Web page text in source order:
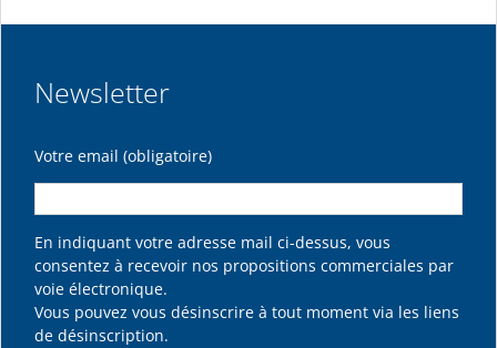
Newsletter
Votre email (obligatoire)
En indiquant votre adresse mail ci-dessus, vous
consentez à recevoir nos propositions commerciales par
voie électronique.
Vous pouvez vous désinscrire à tout moment via les liens
de désinscription.